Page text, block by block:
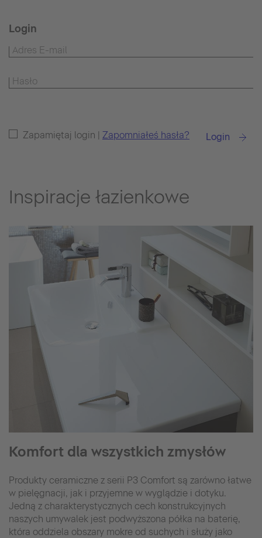
Login
Zapamiętaj login | Zapomniałeś hasła? Login
Inspiracje łazienkowe
Komfort dla wszystkich zmysłów
Produkty ceramiczne z serii P3 Comfort są zarówno łatwe
w pielęgnacji, jak i przyjemne w wyglądzie i dotyku.
Jedną z charakterystycznych cech konstrukcyjnych
naszych umywalek jest podwyższona półka na baterię,
która oddziela obszary mokre od suchych i służy jako